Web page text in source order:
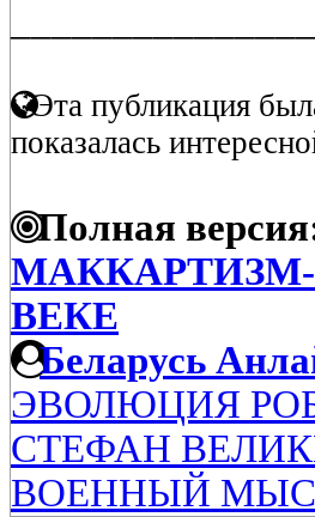
Эта публикация
показалась
Полная
ВЕКЕ
Беларусь
ЭВОЛЮЦИЯ
СТЕФАН
ВОЕННЫЙ